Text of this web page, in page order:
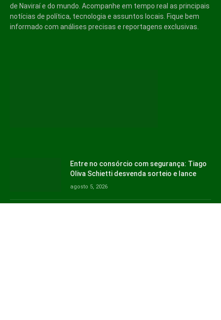
de Naviraí e do mundo. Acompanhe em tempo real as principais
notícias de política, tecnologia e assuntos locais. Fique bem
informado com análises precisas e reportagens exclusivas.
Entre no consórcio com segurança: Tiago
Oliva Schietti desvenda sorteio e lance
agosto 5, 2026